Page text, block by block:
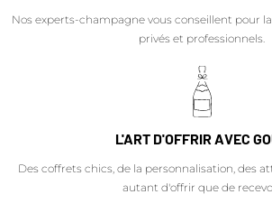
Nos experts-champagne vous conseillent pour
privés et professionnels.
L'ART D'OFFRIR AVEC
Des coffrets chics, de la personnalisation, des
autant d'offrir que de